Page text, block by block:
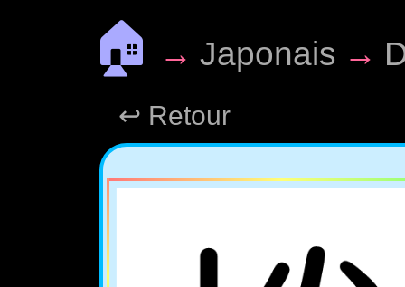
🏠 → Japonais →
↩ Retour